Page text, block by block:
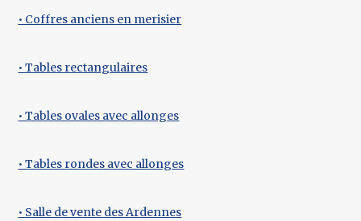
• Coffres anciens en merisier
• Tables rectangulaires
• Tables ovales avec allonges
• Tables rondes avec allonges
• Salle de vente des Ardennes